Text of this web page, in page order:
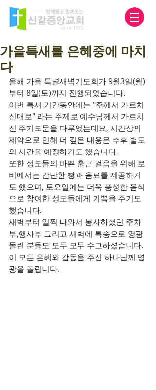
가을특새를 은혜중에 마치
다
올해 가을 특별새벽기도회가 9월3일(월)
부터 8일(토)까지 진행되었습니다.
이번 특새 기간동안에는 "주께서 가르치
신대로" 라는 주제로 예수님께서 가르치
신 주기도문을 다루었는데요, 시간상의
제약으로 인해 더 깊은 내용은 추후 별도
의 시간을 예정하기도 했습니다.
또한 성도들의 바쁜 출근 걸음을 위해 로
비에서는 간단한 빵과 음료를 제공하기
도 했으며, 토요일에는 더욱 풍성한 음식
으로 참여한 성도들에게 기쁨을 주기도
했습니다.
새벽부터 일찍 나와서 봉사하셨던 주차
부,행사부 그리고 새벽에 특송으로 영광
돌린 분들도 모두 모두 수고하셨습니다.
이 모든 은혜와 감동을 주신 하나님께 영
광을 돌립니다.